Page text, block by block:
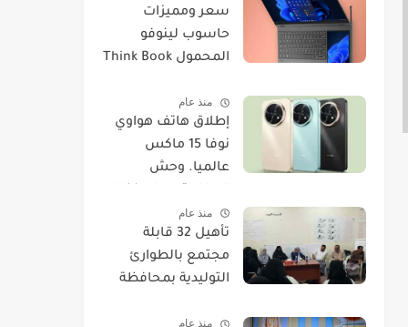
سعر ومميزات
حاسوب لينوفو
المحمول Think Book
منذ عام
​إطلاق هاتف هواوي
نوفا 15 ماكس
عالميا. وحش
EMUI 14.
منذ عام
تأهيل 32 قابلة
مجتمع بالطوارئ
التوليدية بمحافظة
منذ عام